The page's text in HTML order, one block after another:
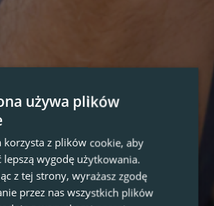
używa plików
korzysta z plików cookie, aby
lepszą wygodę użytkowania.
z tej strony, wyrażasz zgodę
przez nas wszystkich plików